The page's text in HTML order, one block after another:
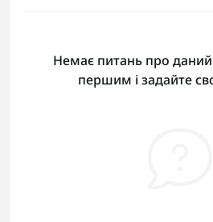
Немає питань про даний
першим і задайте